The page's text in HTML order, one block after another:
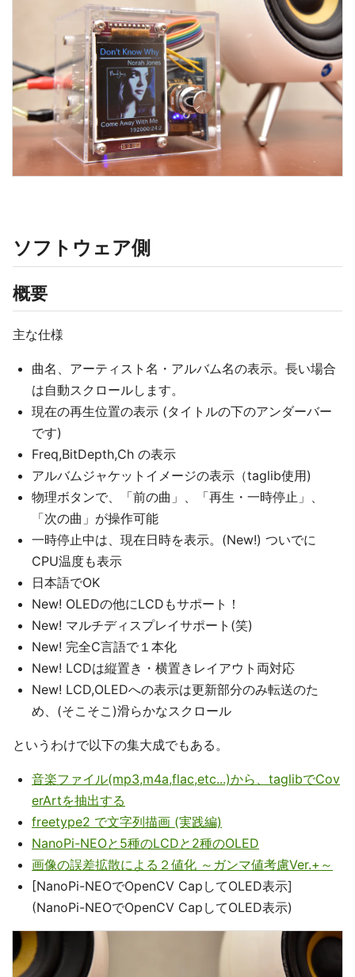
ソフトウェア側
概要
主な仕様
曲名、アーティスト名・アルバム名の表示。長い場合
は自動スクロールします。
現在の再生位置の表示 (タイトルの下のアンダーバー
です)
Freq,BitDepth,Ch の表示
アルバムジャケットイメージの表示（taglib使用)
物理ボタンで、「前の曲」、「再生・一時停止」、
「次の曲」が操作可能
一時停止中は、現在日時を表示。(New!) ついでに
CPU温度も表示
日本語でOK
New! OLEDの他にLCDもサポート！
New! マルチディスプレイサポート(笑)
New! 完全C言語で１本化
New! LCDは縦置き・横置きレイアウト両対応
New! LCD,OLEDへの表示は更新部分のみ転送のた
め、(そこそこ)滑らかなスクロール
というわけで以下の集大成でもある。
音楽ファイル(mp3,m4a,flac,etc...)から、taglibでCov
erArtを抽出する
freetype2 で文字列描画 (実践編)
NanoPi-NEOと5種のLCDと2種のOLED
画像の誤差拡散による２値化 ～ガンマ値考慮Ver.+～
[NanoPi-NEOでOpenCV CapしてOLED表示]
(NanoPi-NEOでOpenCV CapしてOLED表示)